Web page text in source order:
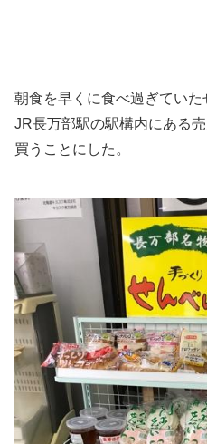
朝食を早くに食べ過ぎてい
JR長万部駅の駅構内にある
買うことにした。